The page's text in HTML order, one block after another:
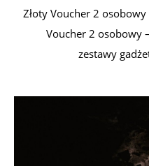
Złoty Voucher 2 osobowy
Voucher 2 osobowy –
zestawy